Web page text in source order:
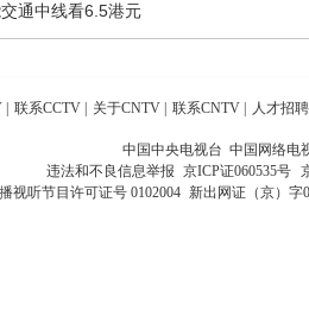
通中线看6.5港元
联系CCTV 关于CNTV 联系CNTV 人才招聘
中国中央电视台 中国网络电
违法和不良信息举报 京ICP证060535号
视听节目许可证号 0102004 新出网证（京）